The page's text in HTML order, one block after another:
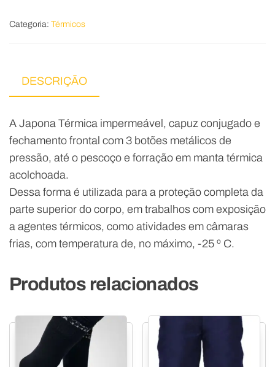
Categoria: Térmicos
DESCRIÇÃO
A Japona Térmica impermeável, capuz conjugado e
fechamento frontal com 3 botões metálicos de
pressão, até o pescoço e forração em manta térmica
acolchoada.
Dessa forma é utilizada para a proteção completa da
parte superior do corpo, em trabalhos com exposição
a agentes térmicos, como atividades em câmaras
frias, com temperatura de, no máximo, -25 º C.
Produtos relacionados